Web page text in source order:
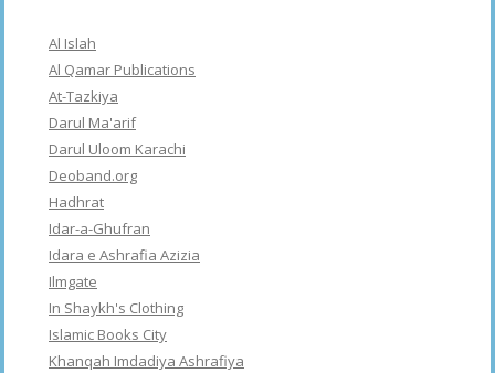
Al Islah
Al Qamar Publications
At-Tazkiya
Darul Ma'arif
Darul Uloom Karachi
Deoband.org
Hadhrat
Idar-a-Ghufran
Idara e Ashrafia Azizia
Ilmgate
In Shaykh's Clothing
Islamic Books City
Khanqah Imdadiya Ashrafiya